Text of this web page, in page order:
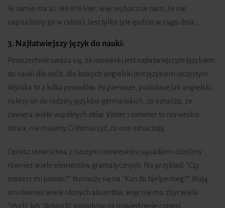
W sumie ma aż 189 819 liter, więc wybaczcie nam, że nie
napisaliśmy go w całości. Jest tylko tyle godzin w ciągu dnia...
3. Najłatwiejszy język do nauki:
Powszechnie uważa się, że norweski jest najłatwiejszym językiem
do nauki dla osób, dla których angielski jest językiem ojczystym.
Wynika to z kilku powodów. Po pierwsze, podobnie jak angielski,
należy on do rodziny języków germańskich, co oznacza, że
zawiera wiele wspólnych słów. Vinter i sommer to norweskie
słowa, nie musimy Ci tłumaczyć, co one oznaczają.
Oprócz słownictwa z naszymi norweskimi sąsiadami dzielimy
również wiele elementów gramatycznych. Na przykład: "Czy
możesz mi pomóc?" tłumaczy się na "Kan du hjelpe meg?". Mają
oni również wiele różnych akcentów, więc nie ma zbyt wielu
"złych" lub "dobrych" sposobów na powiedzenie czegoś.